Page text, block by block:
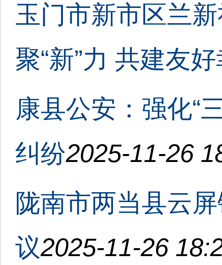
玉门市新市区兰
聚“新”力 共建友
康县公安：强化“
纠纷2025-11-26
陇南市两当县云
议2025-11-26